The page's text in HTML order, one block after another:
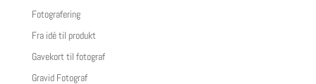
Fotografering
Fra idé til produkt
Gavekort til fotograf
Gravid Fotograf